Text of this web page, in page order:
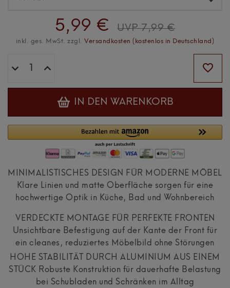
5,99 € UVP 7,99 €
inkl. ges. MwSt. zzgl. Versandkosten (kostenlos in Deutschland)
IN DEN WARENKORB
MINIMALISTISCHES DESIGN FÜR MODERNE MÖBEL
Klare Linien und matte Oberfläche sorgen für eine
hochwertige Optik in Küche, Bad und Wohnbereich
VERDECKTE MONTAGE FÜR PERFEKTE FRONTEN
Unsichtbare Befestigung auf der Kante der Front für
ein cleanes, reduziertes Möbelbild ohne Störungen
HOHE STABILITÄT DURCH ALUMINIUM AUS EINEM
STÜCK Robuste Konstruktion für dauerhafte Belastung
bei Schubladen und Schränken im Alltag